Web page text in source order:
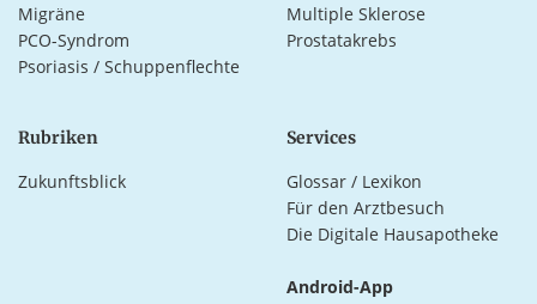
Migräne
Multiple Sklerose
PCO-Syndrom
Prostatakrebs
Psoriasis / Schuppenflechte
Rubriken
Zukunftsblick
Services
Glossar / Lexikon
Für den Arztbesuch
Die Digitale Hausapotheke
Android-App